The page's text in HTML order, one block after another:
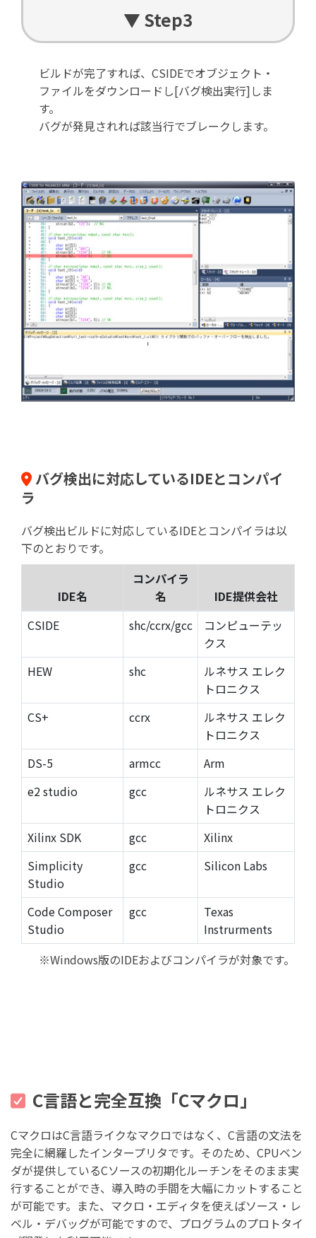
▼ Step3
ビルドが完了すれば、CSIDEでオブジェクト・
ファイルをダウンロードし[バグ検出実行]しま
す。
バグが発見されれば該当行でブレークします。
バグ検出に対応しているIDEとコンパイ
ラ
バグ検出ビルドに対応しているIDEとコンパイラは以
下のとおりです。
IDE名
コンパイラ
名
IDE提供会社
CSIDE
shc/ccrx/gcc
コンピューテッ
クス
HEW
shc
ルネサス エレク
トロニクス
CS+
ccrx
ルネサス エレク
トロニクス
DS-5
armcc
Arm
e2 studio
gcc
ルネサス エレク
トロニクス
Xilinx SDK
gcc
Xilinx
Simplicity
Studio
gcc Silicon Labs
Code Composer
Studio
gcc
Texas
Instrurments
※Windows版のIDEおよびコンパイラが対象です。
C言語と完全互換「Cマクロ」
CマクロはC言語ライクなマクロではなく、C言語の文法を
完全に網羅したインタープリタです。そのため、CPUベン
ダが提供しているCソースの初期化ルーチンをそのまま実
行することができ、導入時の手間を大幅にカットすること
が可能です。また、マクロ・エディタを使えばソース・レ
ベル・デバッグが可能ですので、プログラムのプロトタイ